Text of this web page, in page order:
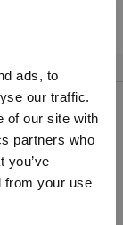
ads, to
our traffic.
of our site with
partners who
you’ve
from your use